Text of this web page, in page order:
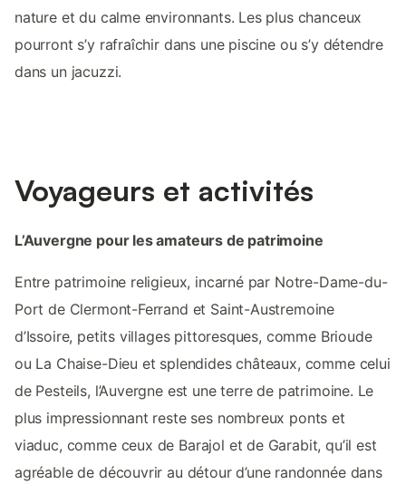
nature et du calme environnants. Les plus chanceux
pourront s’y rafraîchir dans une piscine ou s’y détendre
dans un jacuzzi.
Voyageurs et activités
L’Auvergne pour les amateurs de patrimoine
Entre patrimoine religieux, incarné par Notre-Dame-du-
Port de Clermont-Ferrand et Saint-Austremoine
d’Issoire, petits villages pittoresques, comme Brioude
ou La Chaise-Dieu et splendides châteaux, comme celui
de Pesteils, l’Auvergne est une terre de patrimoine. Le
plus impressionnant reste ses nombreux ponts et
viaduc, comme ceux de Barajol et de Garabit, qu’il est
agréable de découvrir au détour d’une randonnée dans